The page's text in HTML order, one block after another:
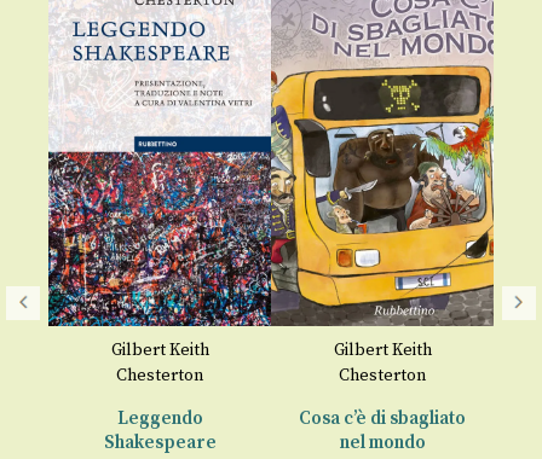
Gilbert Keith
Chesterton
Leggendo
Shakespeare
Gilbert Keith
Chesterton
Cosa c’è di sbagliato
nel mondo